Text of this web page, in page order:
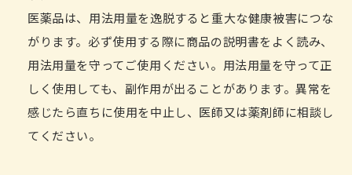
医薬品は、用法用量を逸脱すると重大な健康被害につな
がります。必ず使用する際に商品の説明書をよく読み、
用法用量を守ってご使用ください。用法用量を守って正
しく使用しても、副作用が出ることがあります。異常を
感じたら直ちに使用を中止し、医師又は薬剤師に相談し
てください。